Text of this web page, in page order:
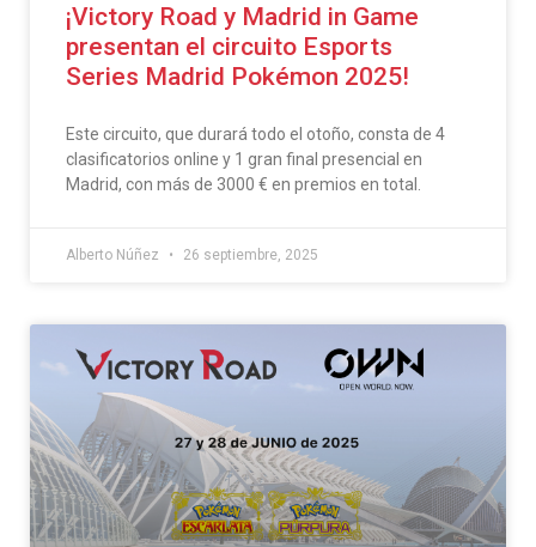
¡Victory Road y Madrid in Game
presentan el circuito Esports
Series Madrid Pokémon 2025!
Este circuito, que durará todo el otoño, consta de 4
clasificatorios online y 1 gran final presencial en
Madrid, con más de 3000 € en premios en total.
Alberto Núñez 26 septiembre, 2025